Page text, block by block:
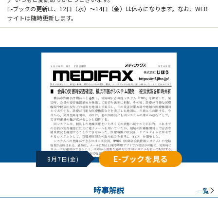
E-ブックの更新は、12日（水）～14日（金）は休みになります。なお、WEB
サイトは随時更新します。
8月7日(金) E-ブックを見る
時事解説 一覧